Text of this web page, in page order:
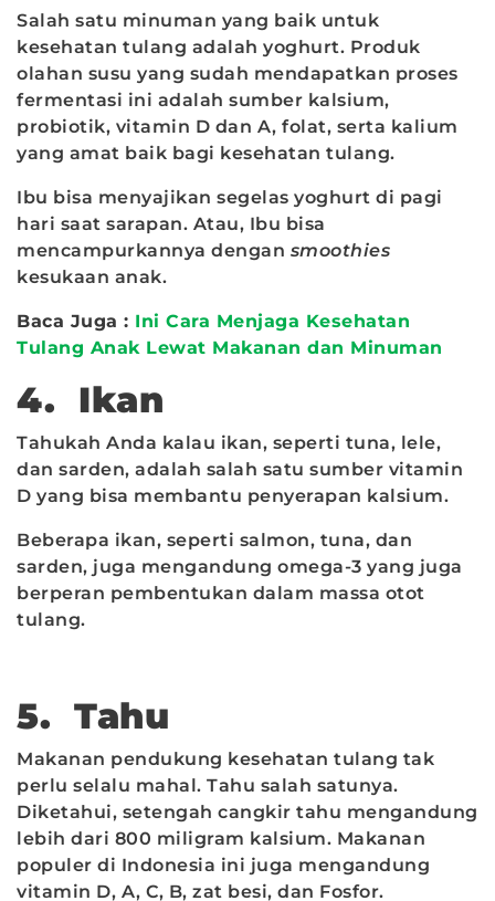
Salah satu minuman yang baik untuk
kesehatan tulang adalah yoghurt. Produk
olahan susu yang sudah mendapatkan proses
fermentasi ini adalah sumber kalsium,
probiotik, vitamin D dan A, folat, serta kalium
yang amat baik bagi kesehatan tulang.
Ibu bisa menyajikan segelas yoghurt di pagi
hari saat sarapan. Atau, Ibu bisa
mencampurkannya dengan smoothies
kesukaan anak.
Baca Juga : Ini Cara Menjaga Kesehatan
Tulang Anak Lewat Makanan dan Minuman
4. Ikan
Tahukah Anda kalau ikan, seperti tuna, lele,
dan sarden, adalah salah satu sumber vitamin
D yang bisa membantu penyerapan kalsium.
Beberapa ikan, seperti salmon, tuna, dan
sarden, juga mengandung omega-3 yang juga
berperan pembentukan dalam massa otot
tulang.
5. Tahu
Makanan pendukung kesehatan tulang tak
perlu selalu mahal. Tahu salah satunya.
Diketahui, setengah cangkir tahu mengandung
lebih dari 800 miligram kalsium. Makanan
populer di Indonesia ini juga mengandung
vitamin D, A, C, B, zat besi, dan Fosfor.